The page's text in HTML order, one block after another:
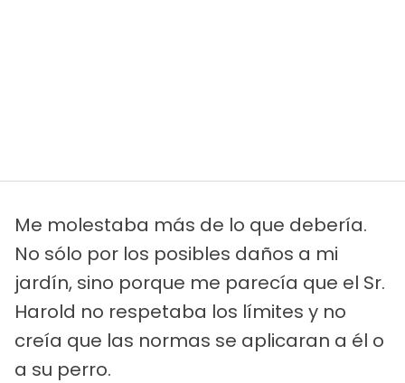
Me molestaba más de lo que debería.
No sólo por los posibles daños a mi
jardín, sino porque me parecía que el Sr.
Harold no respetaba los límites y no
creía que las normas se aplicaran a él o
a su perro.